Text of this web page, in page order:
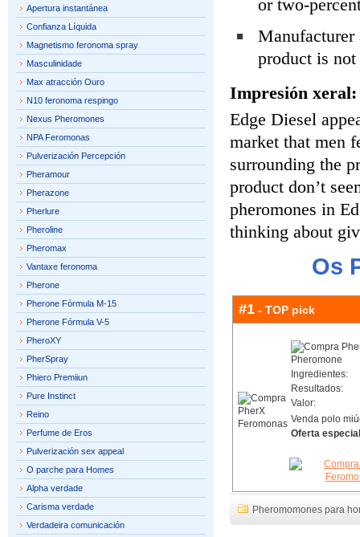
or two-
Manufacturer
product is not
Impresión xeral:
Edge Diesel
market that men
surrounding the
product don’t
pheromones in
thinking about
Os
#1 - TOP pick
Ingredientes:
Resultados:
Valor:
Venda polo
Oferta
Pheromomones para
Apertura instantánea
Confianza Líquida
Magnetismo feronoma spray
Masculinidade
Max atracción Ouro
N10 feronoma respingo
Nexus Pheromones
NPA Feromonas
Pulverización Percepción
Pheramour
Pherazone
Pherlure
Pheroline
Pheromax
Vantaxe feronoma
Pherone
Pherone Fórmula M-15
Pherone Fórmula V-5
PheroXY
PherSpray
Phiero Premiiun
Pure Instinct
Reino
Perfume de Eros
Pulverización sex appeal
O parche para Homes
Alpha verdade
Carisma verdade
Verdadeira comunicación